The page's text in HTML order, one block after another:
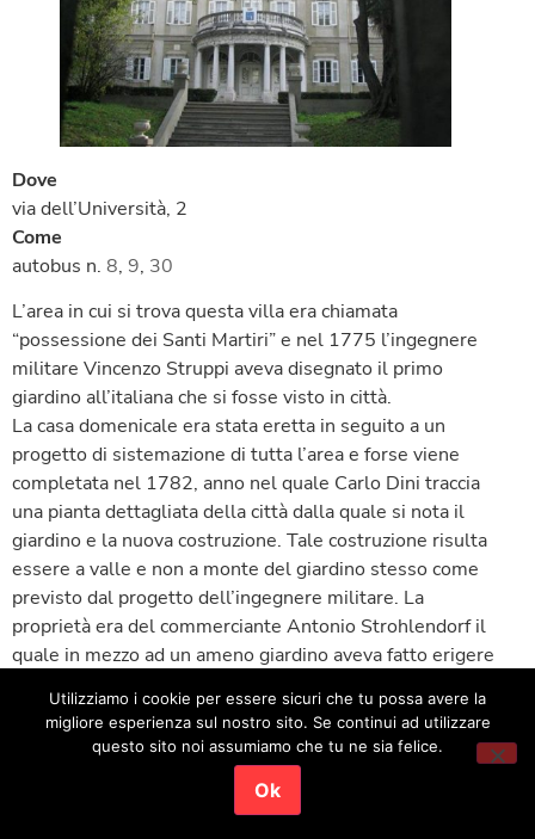
Dove
via dell’Università, 2
Come
autobus n. 8, 9, 30
L’area in cui si trova questa villa era chiamata
“possessione dei Santi Martiri” e nel 1775 l’ingegnere
militare Vincenzo Struppi aveva disegnato il primo
giardino all’italiana che si fosse visto in città.
La casa domenicale era stata eretta in seguito a un
progetto di sistemazione di tutta l’area e forse viene
completata nel 1782, anno nel quale Carlo Dini traccia
una pianta dettagliata della città dalla quale si nota il
giardino e la nuova costruzione. Tale costruzione risulta
essere a valle e non a monte del giardino stesso come
previsto dal progetto dell’ingegnere militare. La
proprietà era del commerciante Antonio Strohlendorf il
quale in mezzo ad un ameno giardino aveva fatto erigere
Nel 1790 la tenuta fu acquistata dal conte Cassis
Faraone, ricco mercante di origine egiziana, il quale
ampliò e abbellì lo stabile all’interno e all’esterno: ornò
la villa di statue, di giochi d’acqua, di un magnifico
Utilizziamo i cookie per essere sicuri che tu possa avere la
migliore esperienza sul nostro sito. Se continui ad utilizzare
questo sito noi assumiamo che tu ne sia felice.
Ok